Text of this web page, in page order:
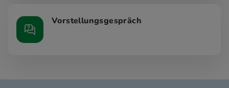
Vorstellungsgespräch